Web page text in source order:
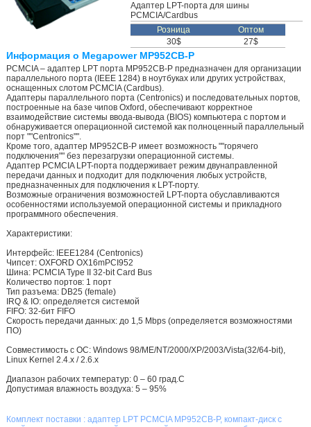
Адаптер LPT-порта для шины
PCMCIA/Cardbus
Розница
Оптом
30$
27$
Информация о Megapower MP952CB-P
PCMCIA – адаптер LPT порта MP952CB-P предназначен для организации
параллельного порта (IEEE 1284) в ноутбуках или других устройствах,
оснащенных слотом PCMCIA (Cardbus).
Адаптеры параллельного порта (Centronics) и последовательных портов,
построенные на базе чипов Oxford, обеспечивают корректное
взаимодействие системы ввода-вывода (BIOS) компьютера с портом и
обнаруживается операционной системой как полноценный параллельный
порт ""Centronics"".
Кроме того, адаптер MP952CB-P имеет возможность ""горячего
подключения"" без перезагрузки операционной системы.
Адаптер PCMCIA LPT-порта поддерживает режим двунаправленной
передачи данных и подходит для подключения любых устройств,
предназначенных для подключения к LPT-порту.
Возможные ограничения возможностей LPT-порта обуславливаются
особенностями используемой операционной системы и прикладного
программного обеспечения.
Характеристики:
Интерфейс: IEEE1284 (Centronics)
Чипсет: OXFORD OX16mPCI952
Шина: PCMCIA Type II 32-bit Card Bus
Количество портов: 1 порт
Тип разъема: DB25 (female)
IRQ & IO: определяется системой
FIFO: 32-бит FIFO
Скорость передачи данных: до 1,5 Mbps (определяется возможностями
ПО)
Совместимость с ОС: Windows 98/ME/NT/2000/XP/2003/Vista(32/64-bit),
Linux Kernel 2.4.x / 2.6.x
Диапазон рабочих температур: 0 – 60 град.С
Допустимая влажность воздуха: 5 – 95%
Комплект поставки : адаптер LPT PCMCIA MP952CB-P, компакт-диск с